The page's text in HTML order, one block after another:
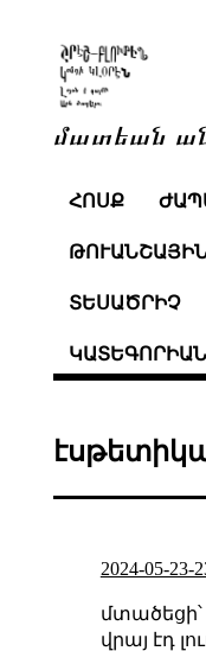
մատեան
ՀՈՍՔ
ՏԵՍԱԾՐԻՉ
2024-05-23-
մտածեցի՝
վրայ էդ